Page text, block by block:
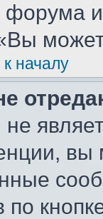
форума
началу
вы
по